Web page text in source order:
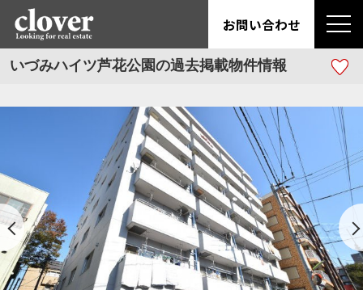
お問い合わせ
いづみハイツ芦花公園の過去掲載物件情報